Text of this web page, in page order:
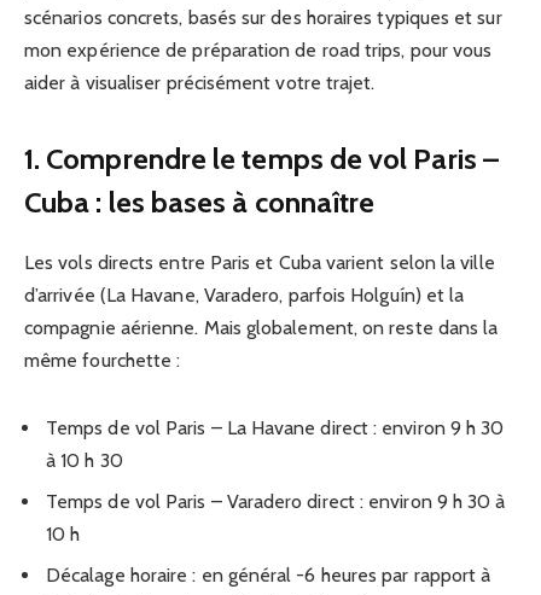
scénarios concrets, basés sur des horaires typiques et sur
mon expérience de préparation de road trips, pour vous
aider à visualiser précisément votre trajet.
1. Comprendre le temps de vol Paris –
Cuba : les bases à connaître
Les vols directs entre Paris et Cuba varient selon la ville
d’arrivée (La Havane, Varadero, parfois Holguín) et la
compagnie aérienne. Mais globalement, on reste dans la
même fourchette :
Temps de vol Paris – La Havane direct : environ 9 h 30
à 10 h 30
Temps de vol Paris – Varadero direct : environ 9 h 30 à
10 h
Décalage horaire : en général -6 heures par rapport à